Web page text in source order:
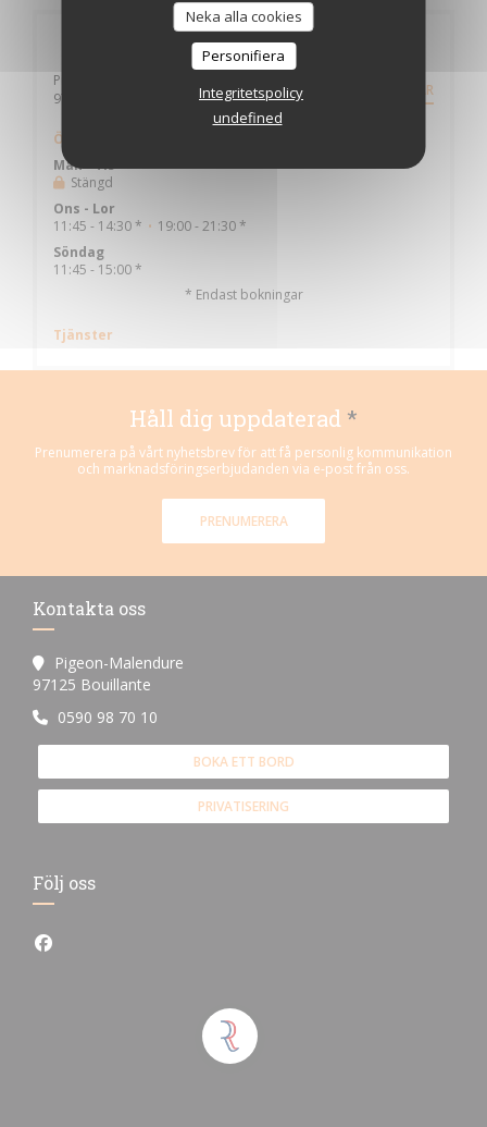
Neka alla cookies
Personifiera
Integritetspolicy
undefined
Allmän information
Pigeon-Malendure
97125 Bouillante
((öppnas i ett nytt fönster)) RIKTNINGAR
Öppettider
Man-Tis
Stängd
Ons - Lor
11:45 - 14:30 * • 19:00 - 21:30 *
Söndag
11:45 - 15:00 *
* Endast bokningar
Tjänster
Håll dig uppdaterad *
Prenumerera på vårt nyhetsbrev för att få personlig kommunikation
och marknadsföringserbjudanden via e-post från oss.
PRENUMERERA
Kontakta oss
Pigeon-Malendure
97125 Bouillante
0590 98 70 10
BOKA ETT BORD
PRIVATISERING
Följ oss
Facebook ((öppnas i ett nytt fönster))